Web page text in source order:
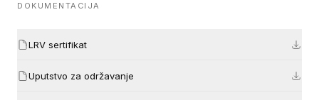
DOKUMENTACIJA
LRV sertifikat
Uputstvo za održavanje